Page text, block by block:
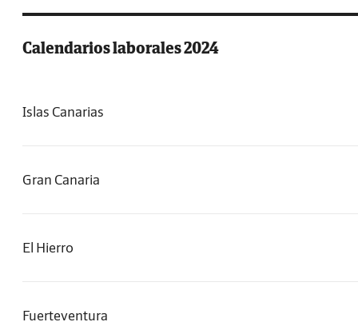
Calendarios laborales 2024
Islas Canarias
Gran Canaria
El Hierro
Fuerteventura